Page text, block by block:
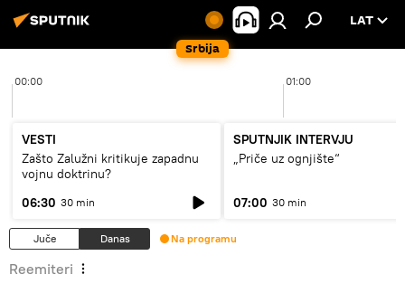
Srbija
LAT
00:00 01:00
VESTI
Zašto Zalužni kritikuje zapadnu
vojnu doktrinu?
06:30 30 min
SPUTNJIK INTERVJU
„Priče uz ognjište“
07:00 30 min
Juče Danas Na programu
Reemiteri